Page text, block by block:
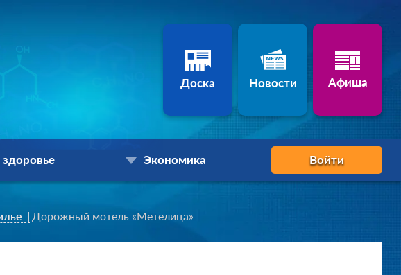
Доска Новости Афиша
Экономика Войти
Дорожный мотель «Метелица»